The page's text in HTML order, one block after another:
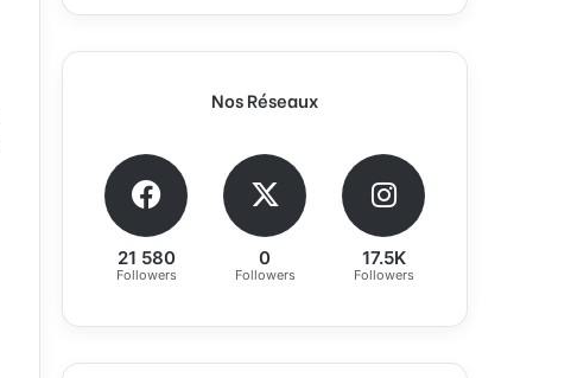
Nos Réseaux
21 580
Followers
0
Followers
17.5K
Followers